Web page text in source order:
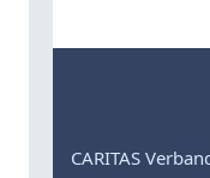
CARITAS